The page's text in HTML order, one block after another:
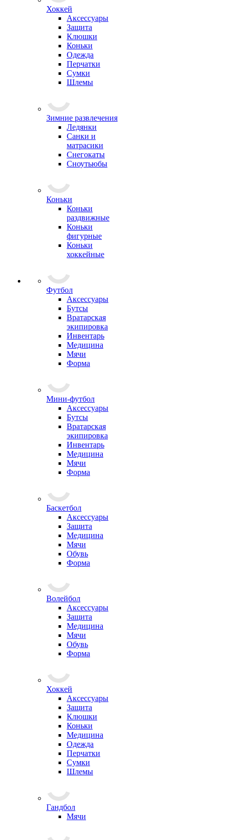
Хоккей
Аксессуары
Защита
Клюшки
Коньки
Одежда
Перчатки
Сумки
Шлемы
Зимние развлечения
Ледянки
Санки и
матрасики
Снегокаты
Сноутьюбы
Коньки
Коньки
раздвижные
Коньки
фигурные
Коньки
хоккейные
Футбол
Аксессуары
Бутсы
Вратарская
экипировка
Инвентарь
Медицина
Мячи
Форма
Мини-футбол
Аксессуары
Бутсы
Вратарская
экипировка
Инвентарь
Медицина
Мячи
Форма
Баскетбол
Аксессуары
Защита
Медицина
Мячи
Обувь
Форма
Волейбол
Аксессуары
Защита
Медицина
Мячи
Обувь
Форма
Хоккей
Аксессуары
Защита
Клюшки
Коньки
Медицина
Одежда
Перчатки
Сумки
Шлемы
Гандбол
Мячи